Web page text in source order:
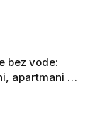
bez vode:
apartmani se